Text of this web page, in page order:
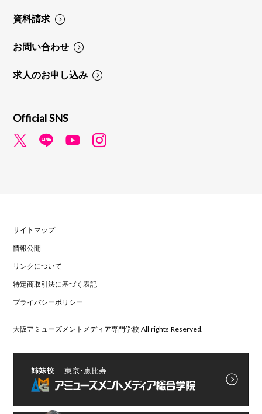
資料請求
お問い合わせ
求人のお申し込み
Official SNS
サイトマップ
情報公開
リンクについて
特定商取引法に基づく表記
プライバシーポリシー
大阪アミューズメントメディア専門学校 All rights Reserved.